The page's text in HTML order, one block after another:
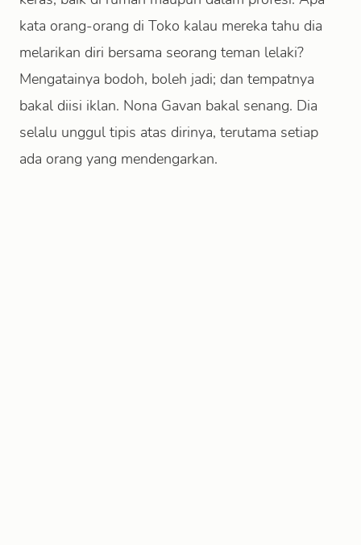
kata orang-orang di Toko kalau mereka tahu dia
melarikan diri bersama seorang teman lelaki?
Mengatainya bodoh, boleh jadi; dan tempatnya
bakal diisi iklan. Nona Gavan bakal senang. Dia
selalu unggul tipis atas dirinya, terutama setiap
ada orang yang mendengarkan.